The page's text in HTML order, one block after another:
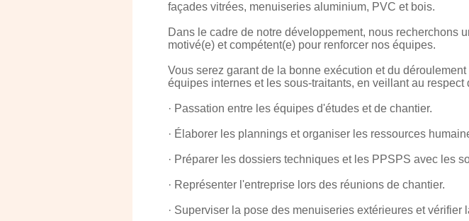
façades vitrées, menuiseries aluminium, PVC et bois.
Dans le cadre de notre développement, nous recherchons
motivé(e) et compétent(e) pour renforcer nos équipes.
Vous serez garant de la bonne exécution et du
équipes internes et les sous-traitants, en veillant au
· Passation entre les équipes d'études et de chantier.
· Élaborer les plannings et organiser les ressources
· Préparer les dossiers techniques et les PPSPS avec les
· Représenter l'entreprise lors des réunions de chantier.
· Superviser la pose des menuiseries extérieures et vérifier